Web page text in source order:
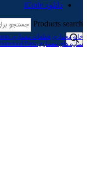
دانلود iCode
Products search
خانه معماری قطعات معماری Architectural Components
سازه های معماری Architectural Parts